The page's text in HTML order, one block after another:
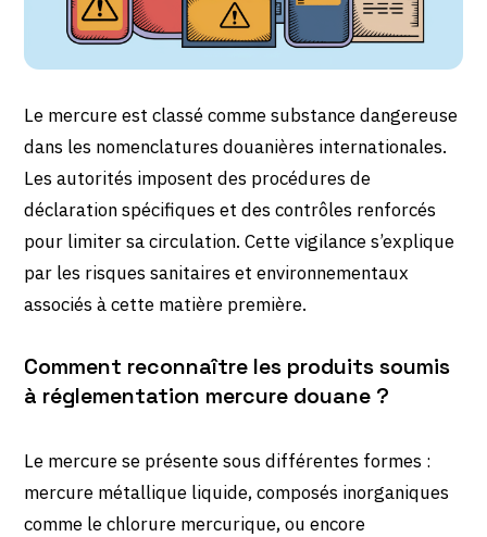
Le mercure est classé comme substance dangereuse
dans les nomenclatures douanières internationales.
Les autorités imposent des procédures de
déclaration spécifiques et des contrôles renforcés
pour limiter sa circulation. Cette vigilance s’explique
par les risques sanitaires et environnementaux
associés à cette matière première.
Comment reconnaître les produits soumis
à réglementation mercure douane ?
Le mercure se présente sous différentes formes :
mercure métallique liquide, composés inorganiques
comme le chlorure mercurique, ou encore